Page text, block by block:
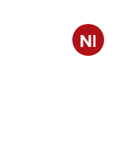
Nl